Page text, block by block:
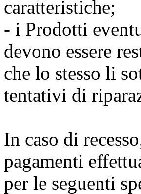
caratteristiche;
- i Prodotti
devono essere
che lo stesso li
tentativi di
In caso di
pagamenti
per le seguenti